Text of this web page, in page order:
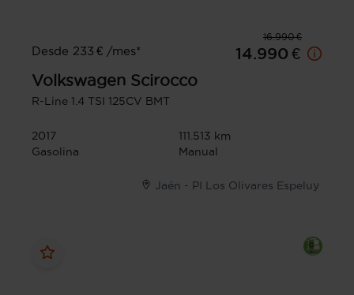
16.990 €
Desde 233 € /mes*
14.990 €
Volkswagen Scirocco
R-Line 1.4 TSI 125CV BMT
2017
111.513 km
Gasolina
Manual
Jaén - PI Los Olivares Espeluy